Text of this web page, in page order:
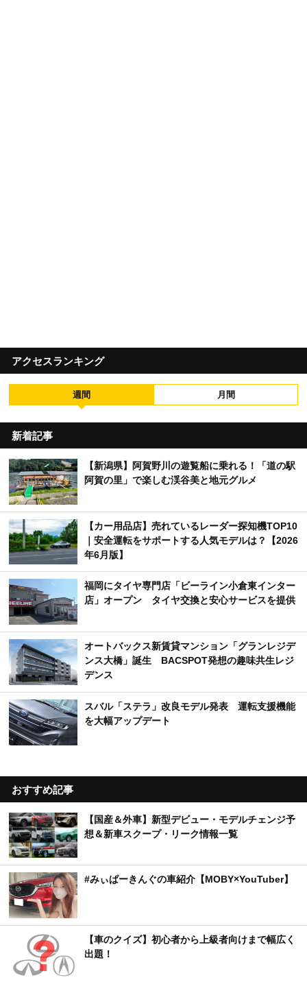
アクセスランキング
週間 月間
新着記事
【新潟県】阿賀野川の遊覧船に乗れる！「道の駅
阿賀の里」で楽しむ渓谷美と地元グルメ
【カー用品店】売れているレーダー探知機TOP10
｜安全運転をサポートする人気モデルは？【2026
年6月版】
福岡にタイヤ専門店「ビーライン小倉東インター
店」オープン タイヤ交換と安心サービスを提供
オートバックス新賃貸マンション「グランレジデ
ンス大橋」誕生 BACSPOT発想の趣味共生レジ
デンス
スバル「ステラ」改良モデル発表 運転支援機能
を大幅アップデート
おすすめ記事
【国産＆外車】新型デビュー・モデルチェンジ予
想＆新車スクープ・リーク情報一覧
#みぃぱーきんぐの車紹介【MOBY×YouTuber】
【車のクイズ】初心者から上級者向けまで幅広く
出題！